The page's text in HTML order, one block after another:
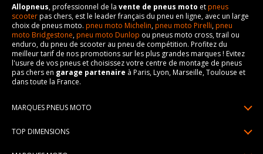
Allopneus, professionnel de la vente de pneus moto etpneus
scooterpas chers, est le leader français du pneu en ligne, avec un large
choix de pneus moto. pneu moto Michelin,pneu moto Pirelli,pneu
moto Bridgestone,pneu moto Dunlop ou pneus moto cross, trail ou
enduro, du pneu de scooter au pneu de compétition. Profitez du
meilleur tarif de nos promotions sur les plus grandes marques ! Evitez
l'usure de vos pneus et choisissez votre centre de montage de pneus
pas chers en garage partenaire à Paris, Lyon, Marseille, Toulouse et
dans toute la France.
MARQUES PNEUS MOTO
TOP DIMENSIONS